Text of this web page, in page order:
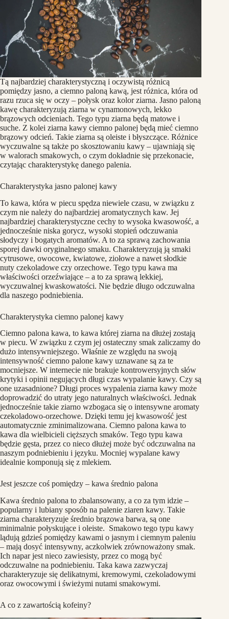
Tą najbardziej charakterystyczną i oczywistą różnicą
pomiędzy jasno, a ciemno paloną kawą, jest różnica, która od
razu rzuca się w oczy – połysk oraz kolor ziarna. Jasno paloną
kawę charakteryzują ziarna w cynamonowych, lekko
brązowych odcieniach. Tego typu ziarna będą matowe i
suche. Z kolei ziarna kawy ciemno palonej będą mieć ciemno
brązowy odcień. Takie ziarna są oleiste i błyszczące. Różnice
wyczuwalne są także po skosztowaniu kawy – ujawniają się
w walorach smakowych, o czym dokładnie się przekonacie,
czytając charakterystykę danego palenia.
Charakterystyka jasno palonej kawy
To kawa, która w piecu spędza niewiele czasu, w związku z
czym nie należy do najbardziej aromatycznych kaw. Jej
najbardziej charakterystyczne cechy to wysoka kwasowość, a
jednocześnie niska gorycz, wysoki stopień odczuwania
słodyczy i bogatych aromatów. A to za sprawą zachowania
sporej dawki oryginalnego smaku. Charakteryzują ją smaki
cytrusowe, owocowe, kwiatowe, ziołowe a nawet słodkie
nuty czekoladowe czy orzechowe. Tego typu kawa ma
właściwości orzeźwiające – a to za sprawą lekkiej,
wyczuwalnej kwaskowatości. Nie będzie długo odczuwalna
dla naszego podniebienia.
Charakterystyka ciemno palonej kawy
Ciemno palona kawa, to kawa której ziarna na dłużej zostają
w piecu. W związku z czym jej ostateczny smak zaliczamy do
dużo intensywniejszego. Właśnie ze względu na swoją
intensywność ciemno palone kawy uznawane są za te
mocniejsze. W internecie nie brakuje kontrowersyjnych słów
krytyki i opinii negujących długi czas wypalanie kawy. Czy są
one uzasadnione? Długi proces wypalenia ziarna kawy może
doprowadzić do utraty jego naturalnych właściwości. Jednak
jednocześnie takie ziarno wzbogaca się o intensywne aromaty
czekoladowo-orzechowe. Dzięki temu jej kwasowość jest
automatycznie zminimalizowana. Ciemno palona kawa to
kawa dla wielbicieli cięższych smaków. Tego typu kawa
będzie gęsta, przez co nieco dłużej może być odczuwalna na
naszym podniebieniu i języku. Mocniej wypalane kawy
idealnie komponują się z mlekiem.
Jest jeszcze coś pomiędzy – kawa średnio palona
Kawa średnio palona to zbalansowany, a co za tym idzie –
popularny i lubiany sposób na palenie ziaren kawy. Takie
ziarna charakteryzuje średnio brązowa barwa, są one
minimalnie połyskujące i oleiste. Smakowo tego typu kawy
lądują gdzieś pomiędzy kawami o jasnym i ciemnym paleniu
– mają dosyć intensywny, aczkolwiek zrównoważony smak.
Ich napar jest nieco zawiesisty, przez co mogą być
odczuwalne na podniebieniu. Taka kawa zazwyczaj
charakteryzuje się delikatnymi, kremowymi, czekoladowymi
oraz owocowymi i świeżymi nutami smakowymi.
A co z zawartością kofeiny?